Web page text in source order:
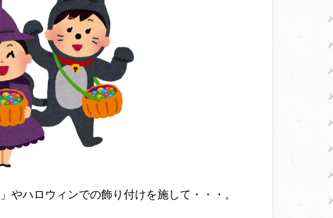
やハロウィンでの飾り付けを施して・・・。